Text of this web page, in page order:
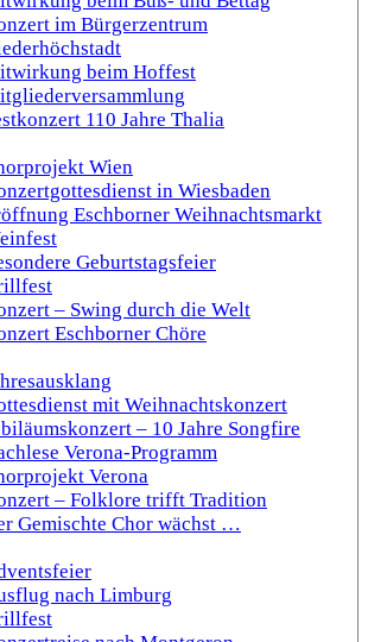
im Bürgerzentrum
beim Hoffest
110 Jahre Thalia
Wien
in Wiesbaden
Eschborner Weihnachtsmarkt
Geburtstagsfeier
– Swing durch die Welt
Eschborner Chöre
mit Weihnachtskonzert
– 10 Jahre Songfire
Verona-Programm
Verona
– Folklore trifft Tradition
Gemischte Chor wächst …
nach Limburg